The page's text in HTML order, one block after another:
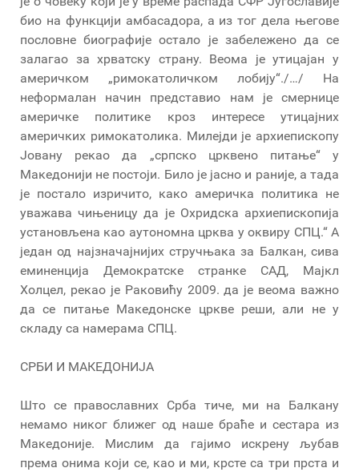
био на функцији амбасадора, а из тог дела његове
пословне биографије остало је забележено да се
залагао за хрватску страну. Веома је утицајан у
америчком „римокатоличком лобију“./…/ На
неформалан начин представио нам је смернице
америчке политике кроз интересе утицајних
америчких римокатолика. Милејди је архиепископу
Јовану рекао да „српско црквено питање“ у
Македонији не постоји. Било је јасно и раније, а тада
је постало изричито, како америчка политика не
уважава чињеницу да је Охридска архиепископија
установљена као аутономна црква у оквиру СПЦ.“ А
један од најзначајнијих стручњака за Балкан, сива
еминенција Демократске странке САД, Мајкл
Холцел, рекао је Раковићу 2009. да је веома важно
да се питање Македонске цркве реши, али не у
складу са намерама СПЦ.
СРБИ И МАКЕДОНИЈА
Што се православних Срба тиче, ми на Балкану
немамо никог ближег од наше браће и сестара из
Македоније. Мислим да гајимо искрену љубав
према онима који се, као и ми, крсте са три прста и